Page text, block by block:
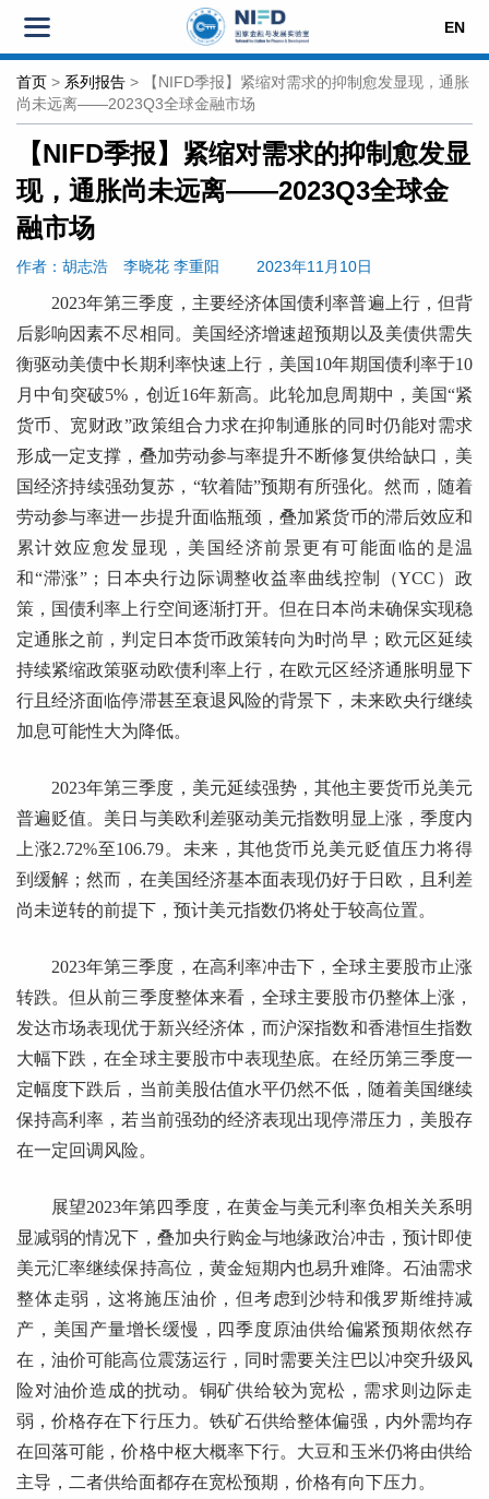
EN
首页 > 系列报告 > 【NIFD季报】紧缩对需求的抑制愈发显现，通胀
尚未远离——2023Q3全球金融市场
【NIFD季报】紧缩对需求的抑制愈发显
现，通胀尚未远离——2023Q3全球金
融市场
作者：胡志浩 李晓花 李重阳 2023年11月10日
2023年第三季度，主要经济体国债利率普遍上行，但背
后影响因素不尽相同。美国经济增速超预期以及美债供需失
衡驱动美债中长期利率快速上行，美国10年期国债利率于10
月中旬突破5%，创近16年新高。此轮加息周期中，美国“紧
货币、宽财政”政策组合力求在抑制通胀的同时仍能对需求
形成一定支撑，叠加劳动参与率提升不断修复供给缺口，美
国经济持续强劲复苏，“软着陆”预期有所强化。然而，随着
劳动参与率进一步提升面临瓶颈，叠加紧货币的滞后效应和
累计效应愈发显现，美国经济前景更有可能面临的是温
和“滞涨”；日本央行边际调整收益率曲线控制（YCC）政
策，国债利率上行空间逐渐打开。但在日本尚未确保实现稳
定通胀之前，判定日本货币政策转向为时尚早；欧元区延续
持续紧缩政策驱动欧债利率上行，在欧元区经济通胀明显下
行且经济面临停滞甚至衰退风险的背景下，未来欧央行继续
加息可能性大为降低。
2023年第三季度，美元延续强势，其他主要货币兑美元
普遍贬值。美日与美欧利差驱动美元指数明显上涨，季度内
上涨2.72%至106.79。未来，其他货币兑美元贬值压力将得
到缓解；然而，在美国经济基本面表现仍好于日欧，且利差
尚未逆转的前提下，预计美元指数仍将处于较高位置。
2023年第三季度，在高利率冲击下，全球主要股市止涨
转跌。但从前三季度整体来看，全球主要股市仍整体上涨，
发达市场表现优于新兴经济体，而沪深指数和香港恒生指数
大幅下跌，在全球主要股市中表现垫底。在经历第三季度一
定幅度下跌后，当前美股估值水平仍然不低，随着美国继续
保持高利率，若当前强劲的经济表现出现停滞压力，美股存
在一定回调风险。
展望2023年第四季度，在黄金与美元利率负相关关系明
显减弱的情况下，叠加央行购金与地缘政治冲击，预计即使
美元汇率继续保持高位，黄金短期内也易升难降。石油需求
整体走弱，这将施压油价，但考虑到沙特和俄罗斯维持减
产，美国产量增长缓慢，四季度原油供给偏紧预期依然存
在，油价可能高位震荡运行，同时需要关注巴以冲突升级风
险对油价造成的扰动。铜矿供给较为宽松，需求则边际走
弱，价格存在下行压力。铁矿石供给整体偏强，内外需均存
在回落可能，价格中枢大概率下行。大豆和玉米仍将由供给
主导，二者供给面都存在宽松预期，价格有向下压力。